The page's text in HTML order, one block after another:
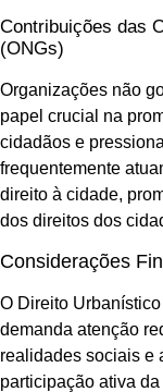
Contribuições das
(ONGs)
Organizações não
papel crucial na
cidadãos e
frequentemente
direito à cidade,
dos direitos dos
Considerações
O Direito
demanda atenção
realidades sociais e
participação ativa